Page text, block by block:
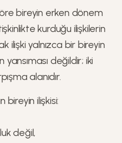
bireyin erken dönem
kurduğu ilişkilerin
ilişki yalnızca bir bireyin
değildir; iki
alanıdır.
bireyin ilişkisi:
değil,